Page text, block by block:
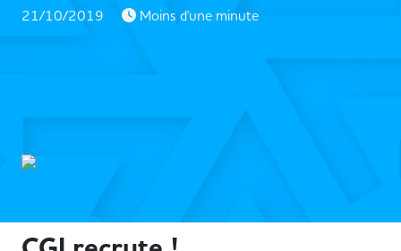
21/10/2019 Moins d'une minute